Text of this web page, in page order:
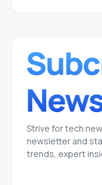
Strive for tech
newsletter and
trends, expert